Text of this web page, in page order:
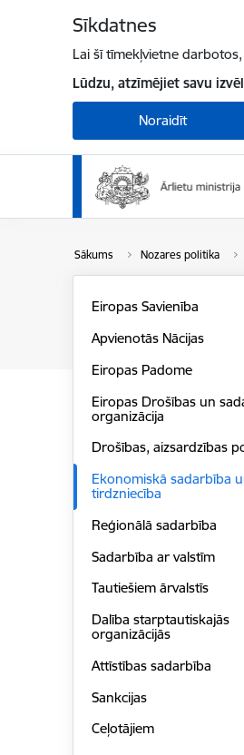
Sīkdatnes
Lai šī tīmekļvietne
Lūdzu, atzīmējiet savu
Noraidīt
Sākums Nozares politika
Eiropas Savienība
Apvienotās Nācijas
Eiropas Padome
Eiropas Drošības un
organizācija
Drošības, aizsardzības
Ekonomiskā sadarbība
tirdzniecība
Reģionālā sadarbība
Sadarbība ar valstīm
Tautiešiem ārvalstīs
Dalība starptautiskajās
organizācijās
Attīstības sadarbība
Sankcijas
Ceļotājiem